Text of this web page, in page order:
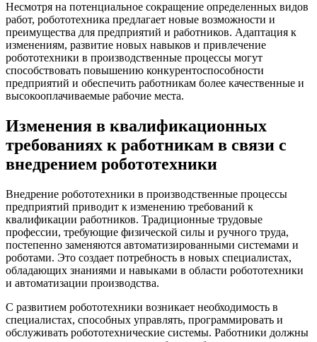
Несмотря на потенциальное сокращение определенных видов
работ, робототехника предлагает новые возможности и
преимущества для предприятий и работников. Адаптация к
изменениям, развитие новых навыков и привлечение
робототехники в производственные процессы могут
способствовать повышению конкурентоспособности
предприятий и обеспечить работникам более качественные и
высокооплачиваемые рабочие места.
Изменения в квалификационных
требованиях к работникам в связи с
внедрением робототехники
Внедрение робототехники в производственные процессы
предприятий приводит к изменению требований к
квалификации работников. Традиционные трудовые
профессии, требующие физической силы и ручного труда,
постепенно заменяются автоматизированными системами и
роботами. Это создает потребность в новых специалистах,
обладающих знаниями и навыками в области робототехники
и автоматизации производства.
С развитием робототехники возникает необходимость в
специалистах, способных управлять, программировать и
обслуживать робототехнические системы. Работники должны